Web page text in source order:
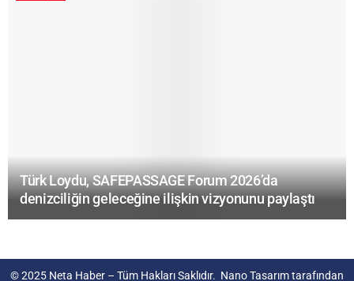
Türk Loydu, SAFEPASSAGE Forum 2026’da
denizciliğin geleceğine ilişkin vizyonunu paylaştı
© 2025 Neta Haber – Tüm Hakları Saklıdır. Nano Tasarımtarafından